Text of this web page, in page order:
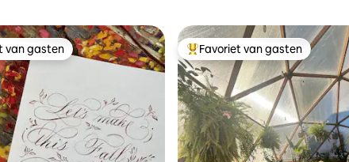
van gasten
van gasten Topfavoriet van gasten
Favoriet van gasten